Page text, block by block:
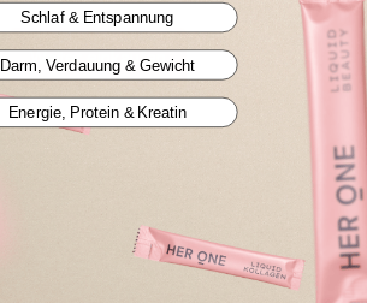
Weiter einkaufen
Schlaf & Entspannung
Darm, Verdauung & Gewicht
Energie, Protein & Kreatin